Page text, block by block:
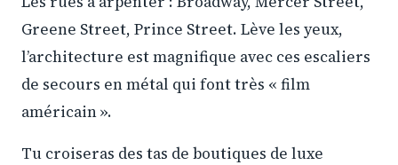
Greene Street, Prince Street. Lève les yeux,
l’architecture est magnifique avec ces escaliers
de secours en métal qui font très « film
américain ».
Tu croiseras des tas de boutiques de luxe